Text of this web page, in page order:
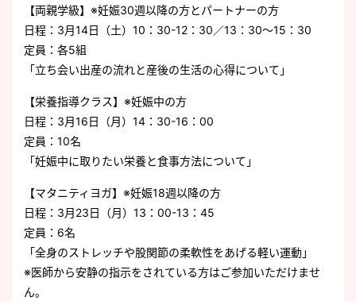
【両親学級】※妊娠30週以降の方とパートナーの方
日程：3月14日（土）10：30-12：30／13：30～15：30
定員：各5組
「立ち会い出産の流れと産後の生活の心得について」
【栄養指導クラス】※妊娠中の方
日程：3月16日（月）14：30-16：00
定員：10名
「妊娠中に取りたい栄養と食事方法について」
【マタニティヨガ】※妊娠18週以降の方
日程：3月23日（月）13：00-13：45
定員：6名
「全身のストレッチや股関節の柔軟性をあげる軽い運動」
※医師から安静の指示をされている方はご参加いただけませ
ん。